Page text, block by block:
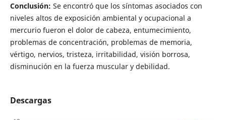
Conclusión: Se encontró que los síntomas asociados con
niveles altos de exposición ambiental y ocupacional a
mercurio fueron el dolor de cabeza, entumecimiento,
problemas de concentración, problemas de memoria,
vértigo, nervios, tristeza, irritabilidad, visión borrosa,
disminución en la fuerza muscular y debilidad.
Descargas